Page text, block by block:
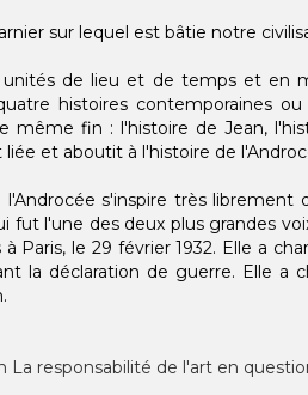
sur lequel est bâtie notre
unités de lieu et de temps et en
histoires contemporaines
même fin : l'histoire de Jean,
liée et aboutit à l'histoire de
l'Androcée s'inspire très
fut l'une des deux plus grandes
à Paris, le 29 février 1932. Elle a
la déclaration de guerre. Elle a
La responsabilité de l'art en